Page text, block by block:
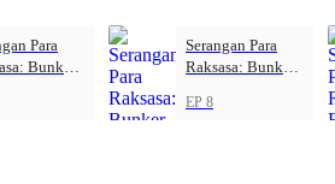
Para
Bunker
Serangan Para
Raksasa: Bunker
EP 8